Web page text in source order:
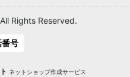
Rights Reserved.
番号
ネットショップ作成サービス